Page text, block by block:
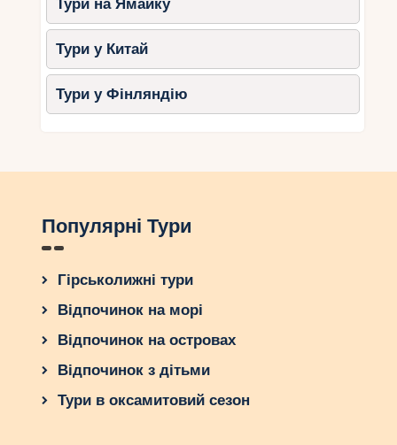
пляжами та розвагами. Незалежно від того, чи
шукаєте ви усамітнені пляжі, активні види
спорту, екскурсії або занурення в культуру,
Канкун восени здатний запропонувати
незабутній відпочинок.
Тури на Ямайку
Тури у Китай
Тури у Фінляндію
Популярні Тури
Гірськолижні тури
Відпочинок на морі
Відпочинок на островах
Відпочинок з дітьми
Тури в оксамитовий сезон